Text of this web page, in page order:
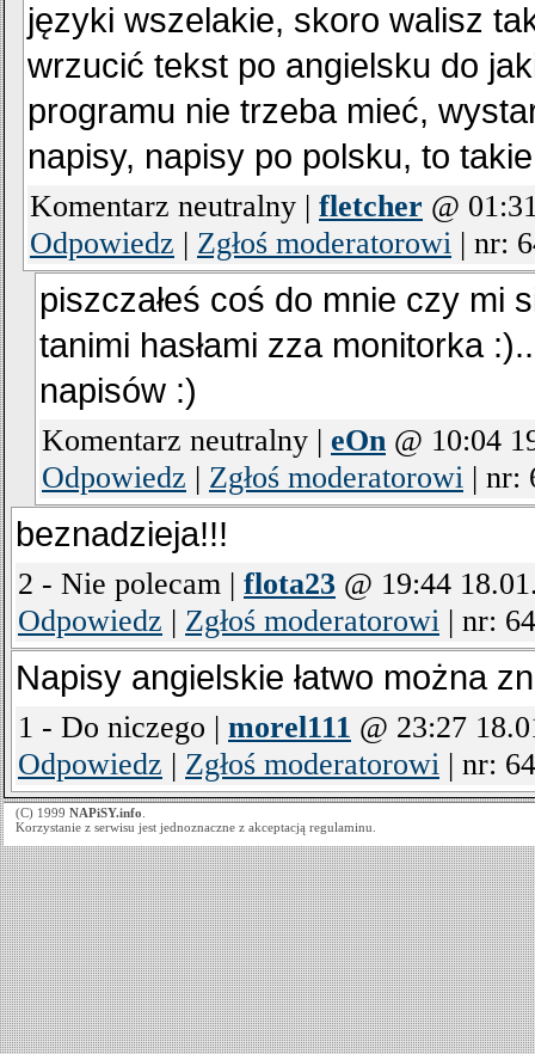
języki wszelakie, skoro walisz
wrzucić tekst po angielsku do
programu nie trzeba mieć,
napisy, napisy po polsku, to
Komentarz neutralny | fletcher @
Odpowiedz | Zgłoś moderatorowi | nr:
piszczałeś coś do mnie czy mi
tanimi hasłami zza monitorka
napisów :)
Komentarz neutralny | eOn @ 10:04
Odpowiedz | Zgłoś moderatorowi | nr:
beznadzieja!!!
2 - Nie polecam | flota23 @ 19:44
Odpowiedz | Zgłoś moderatorowi | nr:
Napisy angielskie łatwo można
1 - Do niczego | morel111 @ 23:27
Odpowiedz | Zgłoś moderatorowi | nr:
(C) 1999 NAPiSY.info
Korzystanie z serwisu jest jednoznaczne z akceptacją regulaminu.